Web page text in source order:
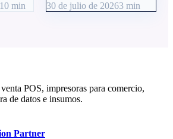
10 min 30 de julio de 20263 min
POS, impresoras para comercio,
de datos e insumos.
Partner